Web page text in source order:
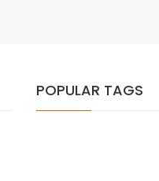
POPULAR TAGS